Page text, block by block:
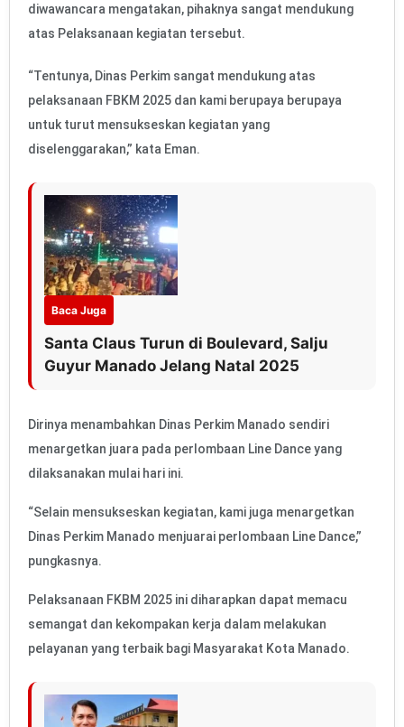
diwawancara mengatakan, pihaknya sangat mendukung
atas Pelaksanaan kegiatan tersebut.
“Tentunya, Dinas Perkim sangat mendukung atas
pelaksanaan FBKM 2025 dan kami berupaya berupaya
untuk turut mensukseskan kegiatan yang
diselenggarakan,” kata Eman.
Baca Juga
Santa Claus Turun di Boulevard, Salju
Guyur Manado Jelang Natal 2025
Dirinya menambahkan Dinas Perkim Manado sendiri
menargetkan juara pada perlombaan Line Dance yang
dilaksanakan mulai hari ini.
“Selain mensukseskan kegiatan, kami juga menargetkan
Dinas Perkim Manado menjuarai perlombaan Line Dance,”
pungkasnya.
Pelaksanaan FKBM 2025 ini diharapkan dapat memacu
semangat dan kekompakan kerja dalam melakukan
pelayanan yang terbaik bagi Masyarakat Kota Manado.